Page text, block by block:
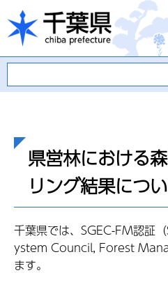
千葉県
県営林における
リング結果につ
千葉県では、SGEC-FM認証
ystem Council, Forest
ます。